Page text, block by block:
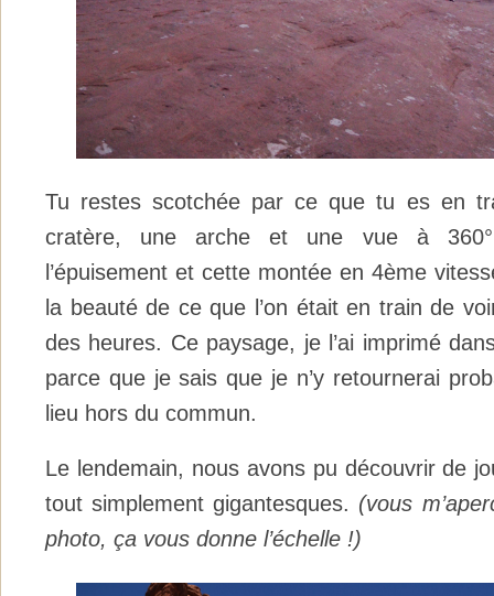
Tu restes scotchée par ce que tu es en
cratère, une arche et une vue à
l’épuisement et cette montée en 4ème
la beauté de ce que l’on était en train de
des heures. Ce paysage, je l’ai imprimé
parce que je sais que je n’y retournerai
lieu hors du commun.
Le lendemain, nous avons pu découvrir de
tout simplement gigantesques. (vous
photo, ça vous donne l’échelle !)